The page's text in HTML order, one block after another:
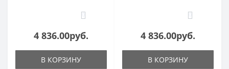
0
4 836.00руб.
В КОРЗИНУ
0
4 836.00руб.
В КОРЗИНУ